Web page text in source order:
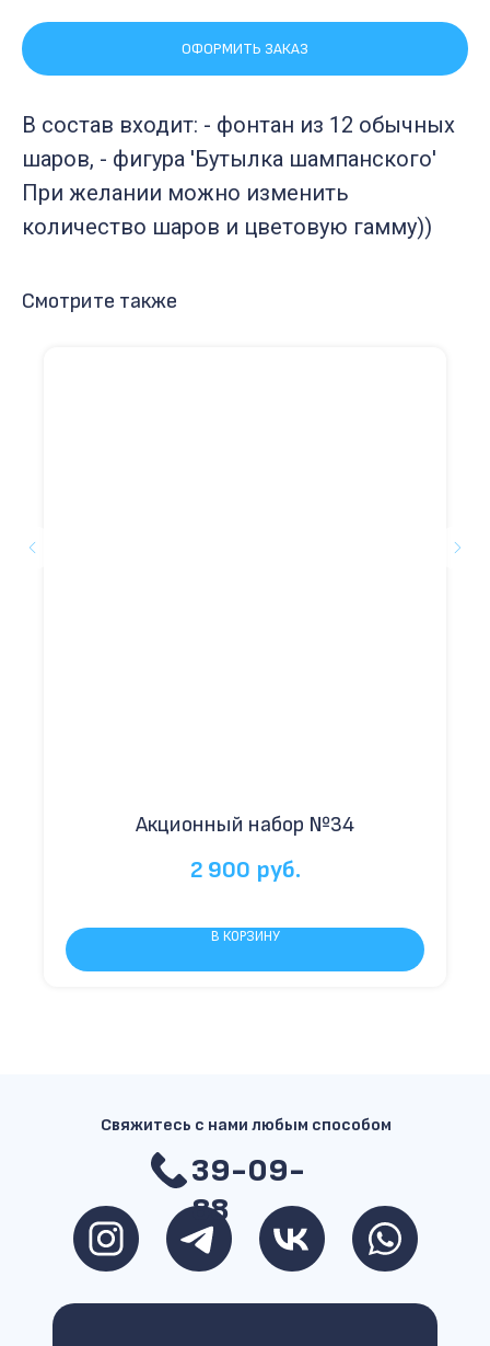
ОФОРМИТЬ ЗАКАЗ
В состав входит: - фонтан из 12 обычных
шаров, - фигура 'Бутылка шампанского'
При желании можно изменить
количество шаров и цветовую гамму))
Смотрите также
Акционный набор №34
2 900 руб.
В КОРЗИНУ
39-09-
88
Свяжитесь с нами любым способом